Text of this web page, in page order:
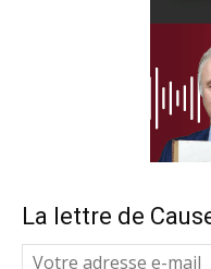
La lettre de